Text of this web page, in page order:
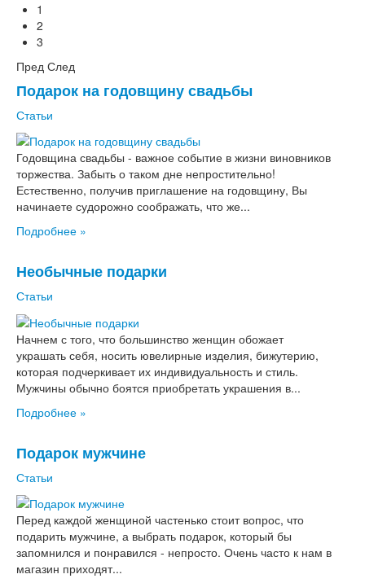
1
2
3
Пред След
Подарок на годовщину свадьбы
Статьи
Годовщина свадьбы - важное событие в жизни виновников
торжества. Забыть о таком дне непростительно!
Естественно, получив приглашение на годовщину, Вы
начинаете судорожно соображать, что же...
Подробнее »
Необычные подарки
Статьи
Начнем с того, что большинство женщин обожает
украшать себя, носить ювелирные изделия, бижутерию,
которая подчеркивает их индивидуальность и стиль.
Мужчины обычно боятся приобретать украшения в...
Подробнее »
Подарок мужчине
Статьи
Перед каждой женщиной частенько стоит вопрос, что
подарить мужчине, а выбрать подарок, который бы
запомнился и понравился - непросто. Очень часто к нам в
магазин приходят...